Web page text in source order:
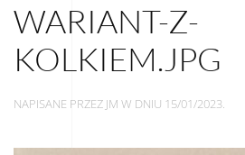
WARIANT-Z-
KOLKIEM.JPG
NAPISANE PRZEZ JM W DNIU 15/01/2023.